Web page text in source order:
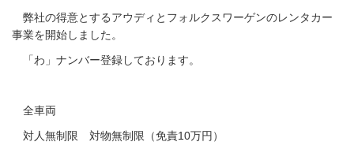
弊社の得意とするアウディとフォルクスワーゲンのレンタカー
事業を開始しました。
「わ」ナンバー登録しております。
全車両
対人無制限 対物無制限（免責10万円）